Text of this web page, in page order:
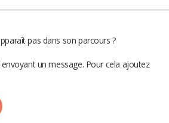
pas dans son parcours ?
un message. Pour cela ajoutez